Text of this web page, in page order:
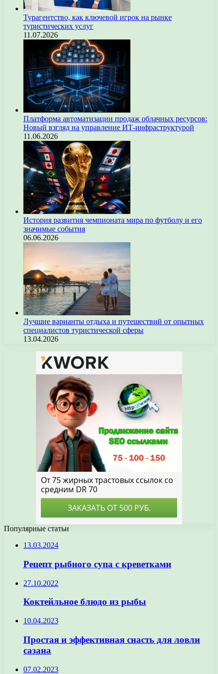
Турагентство, как ключевой игрок на рынке
туристических услуг
11.07.2026
Платформа автоматизации продаж облачных ресурсов:
Новый взгляд на управление ИТ-инфраструктурой
11.06.2026
История развития чемпионата мира по футболу и его
значимые события
06.06.2026
Лучшие варианты отдыха и путешествий от опытных
специалистов туристической сферы
13.04.2026
Популярные статьи
13.03.2024
Рецепт рыбного супа с креветками
27.10.2022
Коктейльное блюдо из рыбы
10.04.2023
Простая и эффективная снасть для ловли
сазана
07.02.2023